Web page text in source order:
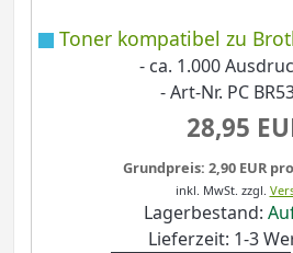
Toner kompatibel zu
- ca. 1.000
- Art-Nr. PC
28,95
Grundpreis: 2,90 EUR
inkl. MwSt. zzgl.
Lagerbestand:
Lieferzeit: 1-3